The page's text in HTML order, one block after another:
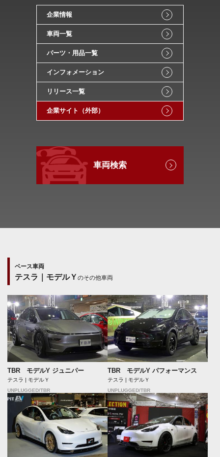
企業情報
車両一覧
パーツ・用品一覧
インフォメーション
リリース一覧
企業サイト（外部）
車両検索
ベース車両
テスラ｜モデルＹ のその他車両
TBR モデルY ジュニパー
テスラ | モデルＹ
UNPLUGGED/TBR
TBR モデルY パフォーマンス
テスラ | モデルＹ
UNPLUGGED/TBR